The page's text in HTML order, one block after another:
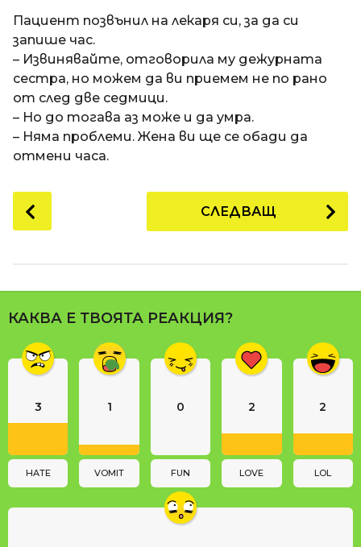
п
р
е
д
и
1
8
г
д
н
р
д
t
i
Пациент позвънил на лекаря си, за да си
запише час.
– Извинявайте, отговорила му дежурната
сестра, но можем да ви приемем не по рано
от след две седмици.
– Но до тогава аз може и да умра.
– Няма проблеми. Жена ви ще се обади да
отмени часа.
o
P
a
g
n
o
СЛЕДВАЩ
КАКВА Е ТВОЯТА РЕАКЦИЯ?
3
HATE
1
VOMIT
0
FUN
2
LOVE
2
LOL